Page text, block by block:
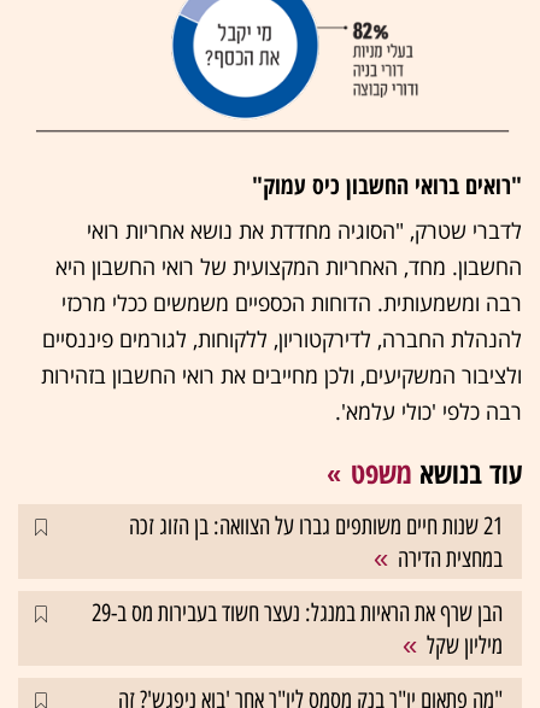
"רואים ברואי החשבון כיס עמוק"
לדברי שטרק, "הסוגיה מחדדת את נושא אחריות רואי
החשבון. מחד, האחריות המקצועית של רואי החשבון היא
רבה ומשמעותית. הדוחות הכספיים משמשים ככלי מרכזי
להנהלת החברה, לדירקטוריון, ללקוחות, לגורמים פיננסיים
ולציבור המשקיעים, ולכן מחייבים את רואי החשבון בזהירות
רבה כלפי 'כולי עלמא'.
עוד בנושא משפט
21 שנות חיים משותפים גברו על הצוואה: בן הזוג זכה
במחצית הדירה
הבן שרף את הראיות במנגל: נעצר חשוד בעבירות מס ב-29
מיליון שקל
"מה פתאום יו"ר בנק מסמס ליו"ר אחר 'בוא ניפגש'? זה